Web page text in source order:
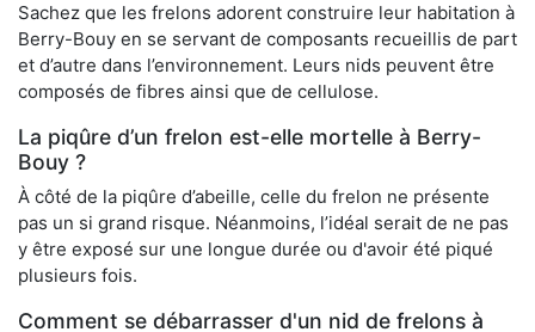
Sachez que les frelons adorent construire leur habitation à
Berry-Bouy en se servant de composants recueillis de part
et d’autre dans l’environnement. Leurs nids peuvent être
composés de fibres ainsi que de cellulose.
La piqûre d’un frelon est-elle mortelle à Berry-
Bouy ?
À côté de la piqûre d’abeille, celle du frelon ne présente
pas un si grand risque. Néanmoins, l’idéal serait de ne pas
y être exposé sur une longue durée ou d'avoir été piqué
plusieurs fois.
Comment se débarrasser d'un nid de frelons à